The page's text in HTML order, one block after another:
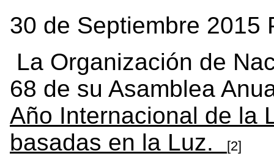
30 de Septiembre 2015
La Organización de
68 de su Asamblea
Año Internacional de la
basadas en la Luz.
[2]